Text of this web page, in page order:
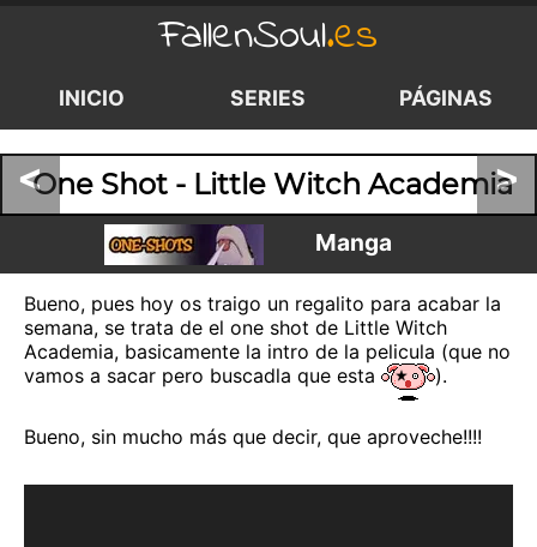
FallenSoul.es
INICIO SERIES PÁGINAS
< >
One Shot - Little Witch Academia
Manga
Bueno, pues hoy os traigo un regalito para acabar la
semana, se trata de el one shot de Little Witch
Academia, basicamente la intro de la pelicula (que no
vamos a sacar pero buscadla que esta
).
Bueno, sin mucho más que decir, que aproveche!!!!